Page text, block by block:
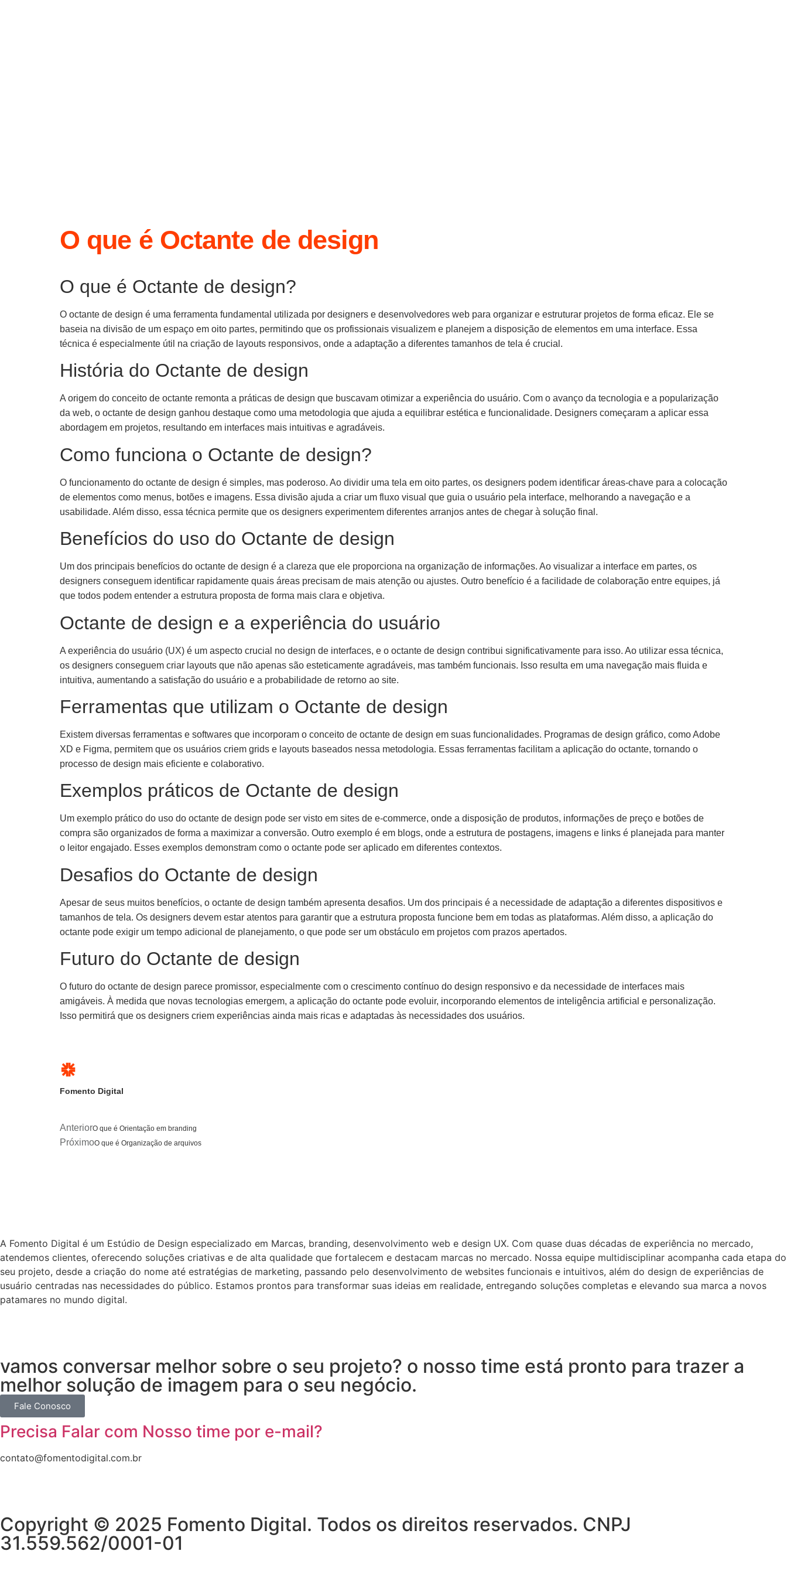
O que é Octante de design
O que é Octante de design?
O octante de design é uma ferramenta fundamental utilizada por designers e desenvolvedores web para organizar e estruturar projetos de forma eficaz. Ele se
baseia na divisão de um espaço em oito partes, permitindo que os profissionais visualizem e planejem a disposição de elementos em uma interface. Essa
técnica é especialmente útil na criação de layouts responsivos, onde a adaptação a diferentes tamanhos de tela é crucial.
História do Octante de design
A origem do conceito de octante remonta a práticas de design que buscavam otimizar a experiência do usuário. Com o avanço da tecnologia e a popularização
da web, o octante de design ganhou destaque como uma metodologia que ajuda a equilibrar estética e funcionalidade. Designers começaram a aplicar essa
abordagem em projetos, resultando em interfaces mais intuitivas e agradáveis.
Como funciona o Octante de design?
O funcionamento do octante de design é simples, mas poderoso. Ao dividir uma tela em oito partes, os designers podem identificar áreas-chave para a colocação
de elementos como menus, botões e imagens. Essa divisão ajuda a criar um fluxo visual que guia o usuário pela interface, melhorando a navegação e a
usabilidade. Além disso, essa técnica permite que os designers experimentem diferentes arranjos antes de chegar à solução final.
Benefícios do uso do Octante de design
Um dos principais benefícios do octante de design é a clareza que ele proporciona na organização de informações. Ao visualizar a interface em partes, os
designers conseguem identificar rapidamente quais áreas precisam de mais atenção ou ajustes. Outro benefício é a facilidade de colaboração entre equipes, já
que todos podem entender a estrutura proposta de forma mais clara e objetiva.
Octante de design e a experiência do usuário
A experiência do usuário (UX) é um aspecto crucial no design de interfaces, e o octante de design contribui significativamente para isso. Ao utilizar essa técnica,
os designers conseguem criar layouts que não apenas são esteticamente agradáveis, mas também funcionais. Isso resulta em uma navegação mais fluida e
intuitiva, aumentando a satisfação do usuário e a probabilidade de retorno ao site.
Ferramentas que utilizam o Octante de design
Existem diversas ferramentas e softwares que incorporam o conceito de octante de design em suas funcionalidades. Programas de design gráfico, como Adobe
XD e Figma, permitem que os usuários criem grids e layouts baseados nessa metodologia. Essas ferramentas facilitam a aplicação do octante, tornando o
processo de design mais eficiente e colaborativo.
Exemplos práticos de Octante de design
Um exemplo prático do uso do octante de design pode ser visto em sites de e-commerce, onde a disposição de produtos, informações de preço e botões de
compra são organizados de forma a maximizar a conversão. Outro exemplo é em blogs, onde a estrutura de postagens, imagens e links é planejada para manter
o leitor engajado. Esses exemplos demonstram como o octante pode ser aplicado em diferentes contextos.
Desafios do Octante de design
Apesar de seus muitos benefícios, o octante de design também apresenta desafios. Um dos principais é a necessidade de adaptação a diferentes dispositivos e
tamanhos de tela. Os designers devem estar atentos para garantir que a estrutura proposta funcione bem em todas as plataformas. Além disso, a aplicação do
octante pode exigir um tempo adicional de planejamento, o que pode ser um obstáculo em projetos com prazos apertados.
Futuro do Octante de design
O futuro do octante de design parece promissor, especialmente com o crescimento contínuo do design responsivo e da necessidade de interfaces mais
amigáveis. À medida que novas tecnologias emergem, a aplicação do octante pode evoluir, incorporando elementos de inteligência artificial e personalização.
Isso permitirá que os designers criem experiências ainda mais ricas e adaptadas às necessidades dos usuários.
Fomento Digital
AnteriorO que é Orientação em branding
PróximoO que é Organização de arquivos
A Fomento Digital é um Estúdio de Design especializado em Marcas, branding, desenvolvimento web e design UX. Com quase duas décadas de experiência no mercado,
atendemos clientes, oferecendo soluções criativas e de alta qualidade que fortalecem e destacam marcas no mercado. Nossa equipe multidisciplinar acompanha cada etapa do
seu projeto, desde a criação do nome até estratégias de marketing, passando pelo desenvolvimento de websites funcionais e intuitivos, além do design de experiências de
usuário centradas nas necessidades do público. Estamos prontos para transformar suas ideias em realidade, entregando soluções completas e elevando sua marca a novos
patamares no mundo digital.
vamos conversar melhor sobre o seu projeto? o nosso time está pronto para trazer a
melhor solução de imagem para o seu negócio.
Fale Conosco
Precisa Falar com Nosso time por e-mail?
contato@fomentodigital.com.br
Copyright © 2025 Fomento Digital. Todos os direitos reservados. CNPJ
31.559.562/0001-01